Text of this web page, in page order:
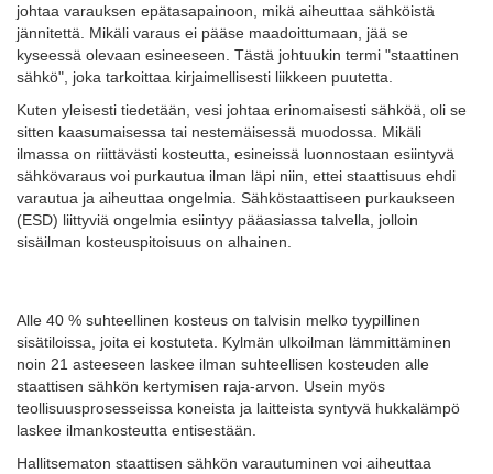
johtaa varauksen epätasapainoon, mikä aiheuttaa sähköistä
jännitettä. Mikäli varaus ei pääse maadoittumaan, jää se
kyseessä olevaan esineeseen. Tästä johtuukin termi "staattinen
sähkö", joka tarkoittaa kirjaimellisesti liikkeen puutetta.
Kuten yleisesti tiedetään, vesi johtaa erinomaisesti sähköä, oli se
sitten kaasumaisessa tai nestemäisessä muodossa. Mikäli
ilmassa on riittävästi kosteutta, esineissä luonnostaan esiintyvä
sähkövaraus voi purkautua ilman läpi niin, ettei staattisuus ehdi
varautua ja aiheuttaa ongelmia. Sähköstaattiseen purkaukseen
(ESD) liittyviä ongelmia esiintyy pääasiassa talvella, jolloin
sisäilman kosteuspitoisuus on alhainen.
Alle 40 % suhteellinen kosteus on talvisin melko tyypillinen
sisätiloissa, joita ei kostuteta. Kylmän ulkoilman lämmittäminen
noin 21 asteeseen laskee ilman suhteellisen kosteuden alle
staattisen sähkön kertymisen raja-arvon. Usein myös
teollisuusprosesseissa koneista ja laitteista syntyvä hukkalämpö
laskee ilmankosteutta entisestään.
Hallitsematon staattisen sähkön varautuminen voi aiheuttaa